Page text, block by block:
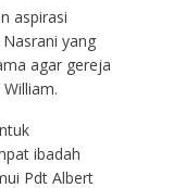
aspirasi
yang
agar gereja
ibadah
Pdt Albert